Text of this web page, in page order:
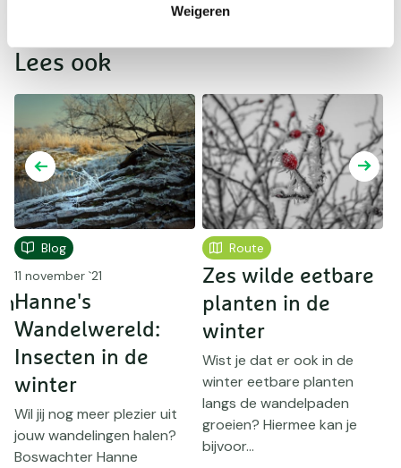
Weigeren
de bomen zijn gevallen)
Lees ook
Blog
11 november `21
Hanne's
Wandelwereld:
Insecten in de
winter
Wil jij nog meer plezier uit
jouw wandelingen halen?
Boswachter Hanne
Route
Zes wilde eetbare
planten in de
winter
Wist je dat er ook in de
winter eetbare planten
langs de wandelpaden
groeien? Hiermee kan je
bijvoor...